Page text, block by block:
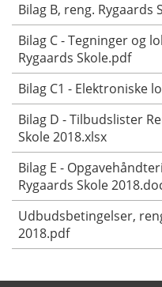
Bilag B, reng. Rygaards
Bilag C - Tegninger og
Rygaards Skole.pdf
Bilag C1 - Elektroniske
Bilag D - Tilbudslister
Skole 2018.xlsx
Bilag E -
Rygaards Skole
Udbudsbetingelser,
2018.pdf